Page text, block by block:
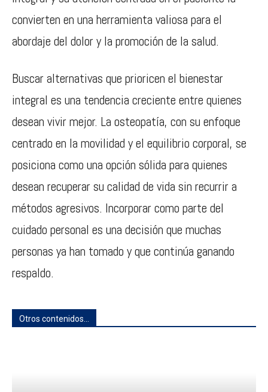
convierten en una herramienta valiosa para el
abordaje del dolor y la promoción de la salud.
Buscar alternativas que prioricen el bienestar
integral es una tendencia creciente entre quienes
desean vivir mejor. La osteopatía, con su enfoque
centrado en la movilidad y el equilibrio corporal, se
posiciona como una opción sólida para quienes
desean recuperar su calidad de vida sin recurrir a
métodos agresivos. Incorporar como parte del
cuidado personal es una decisión que muchas
personas ya han tomado y que continúa ganando
respaldo.
Otros contenidos...